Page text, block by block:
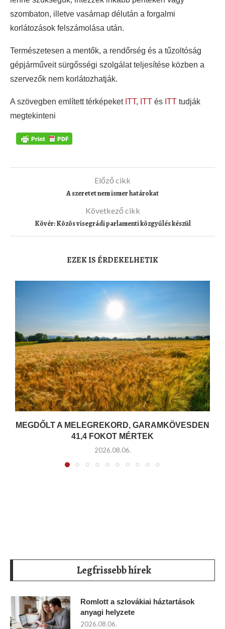
szombaton, illetve vasárnap délután a forgalmi
korlátozások felszámolása után.
Természetesen a mentők, a rendőrség és a tűzoltóság
gépjárműveit sürgősségi szolgálat teljesítése közben a
szervezők nem korlátozhatják.
A szövegben említett térképeket ITT, ITT és ITT tudják
megtekinteni
Előző cikk
A szeretet nem ismer határokat
Következő cikk
Kövér: Közös visegrádi parlamenti közgyűlés készül
EZEK IS ÉRDEKELHETIK
MEGDŐLT A MELEGREKORD, GARAMKÖVESDEN
41,4 FOKOT MÉRTEK
2026.08.06.
Legfrissebb hírek
Romlott a szlovákiai háztartások
anyagi helyzete
2026.08.06.